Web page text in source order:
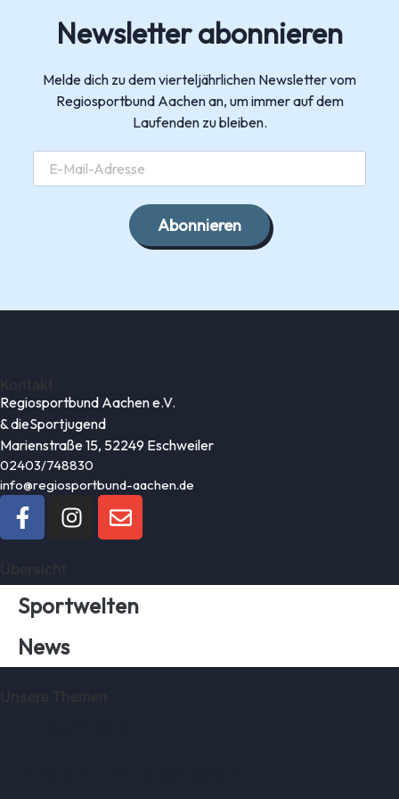
Newsletter abonnieren
Melde dich zu dem vierteljährlichen Newsletter vom
Regiosportbund Aachen an, um immer auf dem
Laufenden zu bleiben.
Abonnieren
Regiosportbund Aachen e.V.
& dieSportjugend
Marienstraße 15, 52249 Eschweiler
02403/748830
info@regiosportbund-aachen.de
Sportwelten
News